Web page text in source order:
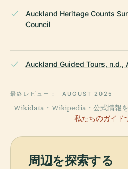
Auckland Heritage Counts
Council
Auckland Guided Tours, n.d.,
最終レビュー： AUGUST 2025
Wikidata・Wikipedia・公式情報を
私たちのガイド
周辺を探索する